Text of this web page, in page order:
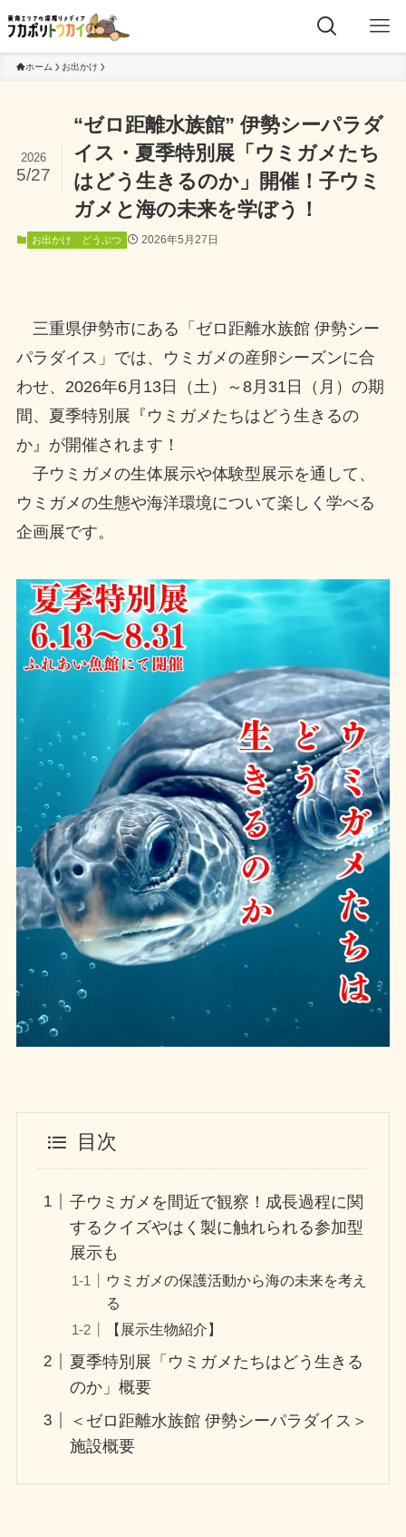
ホーム お出かけ
“ゼロ距離水族館” 伊勢シーパラダ
イス・夏季特別展「ウミガメたち
はどう生きるのか」開催！子ウミ
ガメと海の未来を学ぼう！
2026
5/27
お出かけ どうぶつ 2026年5月27日
三重県伊勢市にある「ゼロ距離水族館 伊勢シー
パラダイス」では、ウミガメの産卵シーズンに合
わせ、2026年6月13日（土）～8月31日（月）の期
間、夏季特別展『ウミガメたちはどう生きるの
か』が開催されます！
子ウミガメの生体展示や体験型展示を通して、
ウミガメの生態や海洋環境について楽しく学べる
企画展です。
目次
子ウミガメを間近で観察！成長過程に関
するクイズやはく製に触れられる参加型
展示も
ウミガメの保護活動から海の未来を考え
る
【展示生物紹介】
夏季特別展「ウミガメたちはどう生きる
のか」概要
＜ゼロ距離水族館 伊勢シーパラダイス＞
施設概要